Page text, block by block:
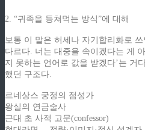
2. “귀족을 등쳐먹는 방식”에 대해
보통 이 말은 허세나 자기합리화로
다르다. 너는 대중을 속이겠다는 게
지 못하는 언어로 값을 받겠다’는 거
했던 구조다.
르네상스 궁정의 점성가
왕실의 연금술사
근대 초 사적 고문(confessor)